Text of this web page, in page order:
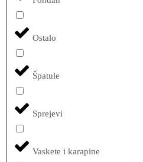
Ostalo
Špatule
Sprejevi
Vaskete i karapine